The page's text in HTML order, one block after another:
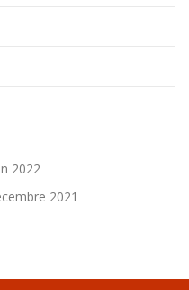
2022
2021